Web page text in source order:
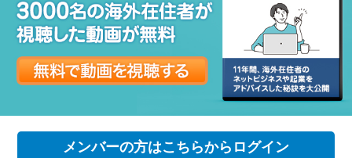
メンバーの方はこちらからログイン